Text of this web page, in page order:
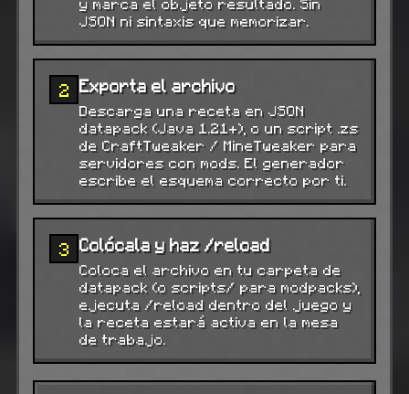
JSON ni sintaxis que memorizar.
2 Exporta el archivo
Descarga una receta en JSON
datapack (Java 1.21+), o un script .zs
de CraftTweaker / MineTweaker para
servidores con mods. El generador
escribe el esquema correcto por ti.
3 Colócala y haz /reload
Coloca el archivo en tu carpeta de
datapack (o scripts/ para modpacks),
ejecuta /reload dentro del juego y
la receta estará activa en la mesa
de trabajo.